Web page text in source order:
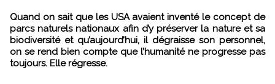
Quand on sait que les USA avaient inventé le concept de
parcs naturels nationaux afin d’y préserver la nature et sa
biodiversité et qu’aujourd’hui, il dégraisse son personnel,
on se rend bien compte que l’humanité ne progresse pas
toujours. Elle régresse.